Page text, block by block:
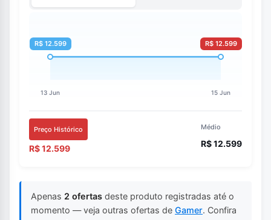
Preço Histórico
R$ 12.599
Médio
R$ 12.599
Apenas 2 ofertas deste produto registradas até o
momento — veja outras ofertas de Gamer. Confira